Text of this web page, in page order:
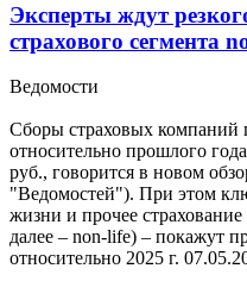
Эксперты ждут
страхового сегмента
Ведомости
Сборы страховых компаний
относительно прошлого
руб., говорится в новом
"Ведомостей"). При этом
жизни и прочее
далее – non-life) – покажут
относительно 2025 г.